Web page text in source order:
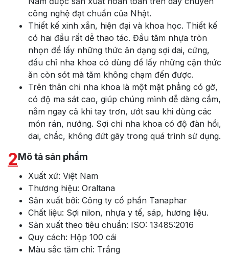
công nghệ đạt chuẩn của Nhật.
Thiết kế xinh xắn, hiện đại và khoa học. Thiết kế
có hai đầu rất dễ thao tác. Đầu tăm nhựa tròn
nhọn để lấy những thức ăn dạng sợi dai, cứng,
đầu chỉ nha khoa có dùng để lấy những cặn thức
ăn còn sót mà tăm không chạm đến được.
Trên thân chỉ nha khoa là một mặt phẳng có gờ,
có độ ma sát cao, giúp chúng mình dễ dàng cầm,
nắm ngay cả khi tay trơn, ướt sau khi dùng các
món rán, nướng. Sợi chỉ nha khoa có độ đàn hồi,
dai, chắc, không đứt gãy trong quá trình sử dụng.
2Mô tả sản phẩm
Xuất xứ: Việt Nam
Thương hiệu: Oraltana
Sản xuất bởi: Công ty cổ phần Tanaphar
Chất liệu: Sợi nilon, nhựa y tế, sáp, hương liệu.
Sản xuất theo tiêu chuẩn: ISO: 13485:2016
Quy cách: Hộp 100 cái
Màu sắc tăm chỉ: Trắng